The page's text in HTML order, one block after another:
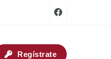
Regístrate